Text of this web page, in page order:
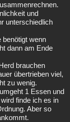
und
unterschiedlich
wenn
dann am Ende
brauchen
übertrieben viel,
zu wenig.
1 Essen und
finde ich es in
Aber so